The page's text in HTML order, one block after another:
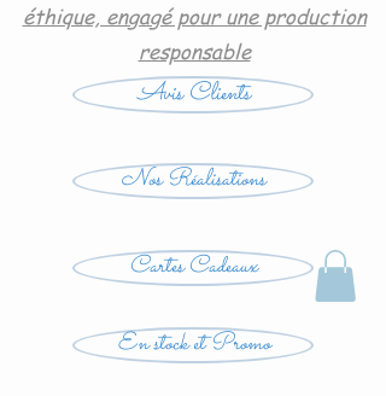
éthique, engagé pour une production
responsable
Avis Clients
Nos Réalisations
Cartes Cadeaux
En stock et Promo